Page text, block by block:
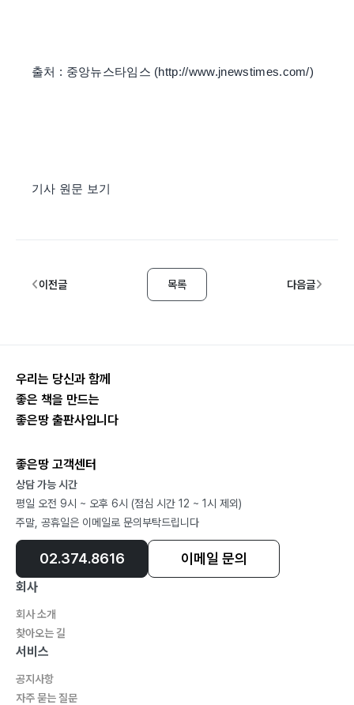
출처 : 중앙뉴스타임스 (http://www.jnewstimes.com/)
기사 원문 보기
이전글 목록 다음글
우리는 당신과 함께
좋은 책을 만드는
좋은땅 출판사입니다
좋은땅 고객센터
상담 가능 시간
평일 오전 9시 ~ 오후 6시 (점심 시간 12 ~ 1시 제외)
주말, 공휴일은 이메일로 문의부탁드립니다
02.374.8616 이메일 문의
회사
회사 소개
찾아오는 길
서비스
공지사항
자주 묻는 질문